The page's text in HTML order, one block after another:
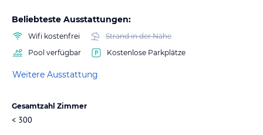
Beliebteste Ausstattungen:
Wifi kostenfrei
Strand in der Nähe
Pool verfügbar
Kostenlose Parkplätze
Weitere Ausstattung
Gesamtzahl Zimmer
< 300